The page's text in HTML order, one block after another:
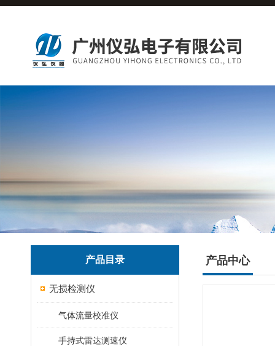
产品目录
无损检测仪
气体流量校准仪
手持式雷达测速仪
产品中心